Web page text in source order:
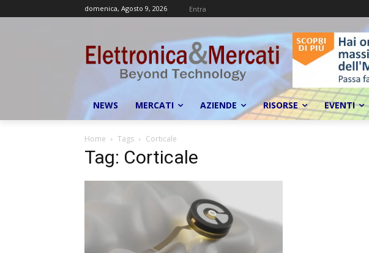
domenica, Agosto 9, 2026 Entra
NEWS MERCATI AZIENDE RISORSE EVENTI
Home Tags Corticale
Tag: Corticale